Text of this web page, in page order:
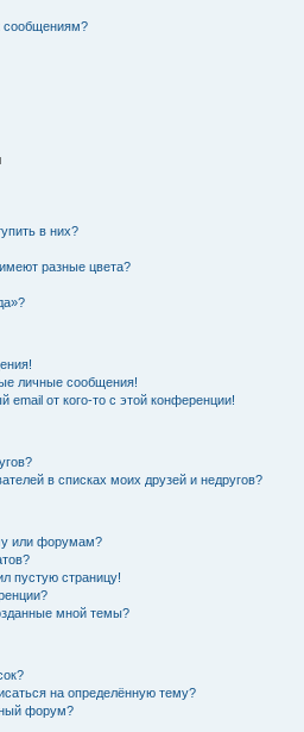
сообщениям?
в них?
разные цвета?
личные сообщения!
email от кого-то с этой конференции!
в списках моих друзей и недругов?
или форумам?
пустую страницу!
мной темы?
на определённую тему?
форум?